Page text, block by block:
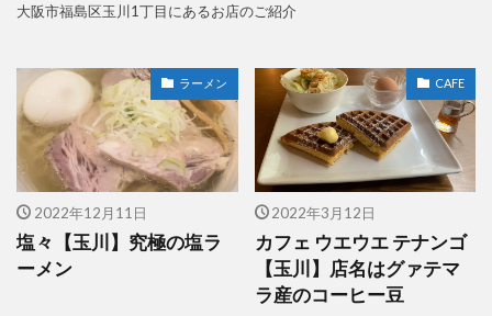
大阪市福島区玉川1丁目にあるお店のご紹介
ラーメン
2022年12月11日
塩々【玉川】究極の塩ラ
ーメン
CAFE
2022年3月12日
カフェ ウエウエ テナンゴ
【玉川】店名はグァテマ
ラ産のコーヒー豆